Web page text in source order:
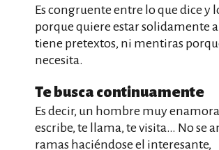
Es congruente entre lo que dice y
porque quiere estar solidamente
tiene pretextos, ni mentiras
necesita.
Te busca continuamente
Es decir, un hombre muy
escribe, te llama, te visita… No se
ramas haciéndose el interesante,